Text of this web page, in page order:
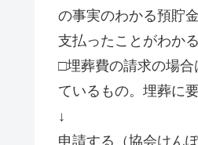
の事実のわかる預貯
支払ったことがわか
□埋葬費の請求の場
ているもの。埋葬に
↓
申請する（協会けん